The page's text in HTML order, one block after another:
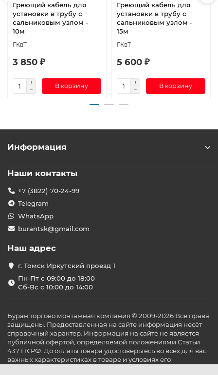
Греющий кабель для
установки в трубу с
сальниковым узлом -
10м
ГКвТ
3 850 ₽
В корзину
Греющий кабель для
установки в трубу с
сальниковым узлом -
15м
ГКвТ
5 600 ₽
В корзину
Информация
Наши контакты
+7 (3822) 70-24-99
Telegram
WhatsApp
burantsk@gmail.com
Наш адрес
г. Томск Иркутский проезд 1
Пн-Пт с 09:00 до 18:00
Сб-Вс с 10:00 до 14:00
Буран торгово монтажная компания © 2009-2026 Все права
защищены. Предоставленная на сайте информация несёт
справочный характер. Информация на сайте не является
публичной офертой, определяемой положениями Статьи
437 ГК РФ. До оплаты товара удостоверьтесь во всех для вас
важных характеристиках в товаре и условиях его